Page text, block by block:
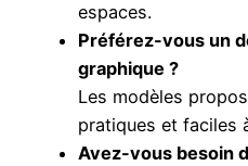
espaces.
Préférez-vous un
graphique ?
Les modèles
pratiques et faciles
Avez-vous besoin